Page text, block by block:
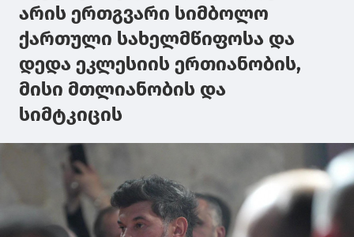
არის ერთგვარი სიმბოლო
ქართული სახელმწიფოსა და
დედა ეკლესიის ერთიანობის,
მისი მთლიანობის და
სიმტკიცის